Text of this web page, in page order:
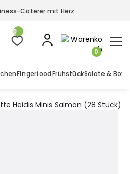
Caterer mit Herz
Caterer mit Herz
0
0
FingerfoodFrühstückSalate &
Heidis Minis Salmon (28 Stück)